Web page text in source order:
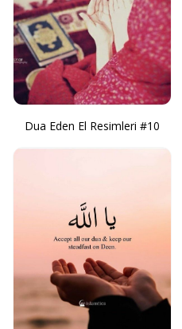
Dua Eden El Resimleri #10